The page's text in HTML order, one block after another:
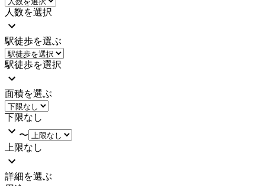
人数を選択
駅徒歩を選ぶ
駅徒歩を選択
面積を選ぶ
下限なし
〜
上限なし
詳細を選ぶ